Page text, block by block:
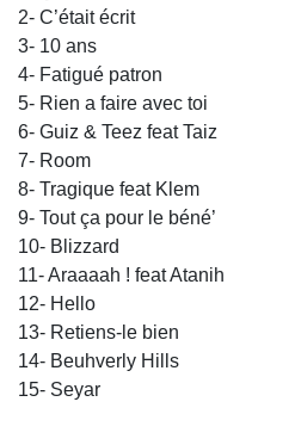
2- C’était écrit
3- 10 ans
4- Fatigué patron
5- Rien a faire avec toi
6- Guiz & Teez feat Taiz
7- Room
8- Tragique feat Klem
9- Tout ça pour le béné’
10- Blizzard
11- Araaaah ! feat Atanih
12- Hello
13- Retiens-le bien
14- Beuhverly Hills
15- Seyar